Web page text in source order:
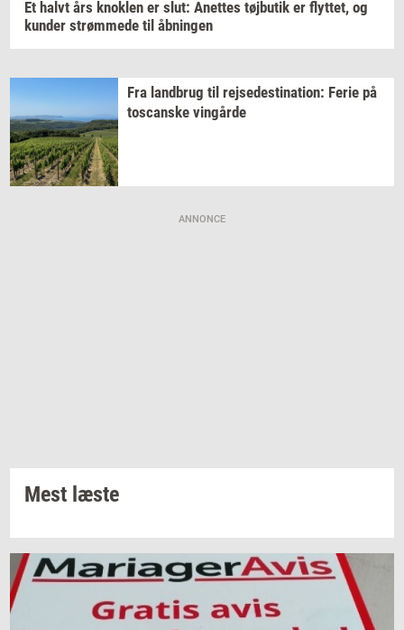
Et halvt års knok­len er slut: Anet­tes tøj­bu­tik er flyt­tet, og
kun­der strøm­me­de til åb­nin­gen
Fra land­brug til rej­se­desti­na­tion: Ferie på
toscan­ske vin­går­de
ANNONCE
Mest læste